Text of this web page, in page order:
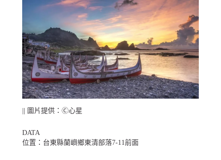
|| 圖片提供：Ⓒ心星
DATA
位置：台東縣蘭嶼鄉東清部落7-11前面